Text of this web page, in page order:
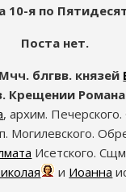
10-я по
Поста нет.
Мчч. блгвв. князей
Крещении
, архим. Печерского.
Могилевского.
Исетского.
и Иоанна